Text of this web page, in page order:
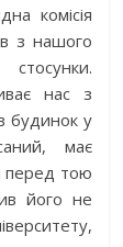
комісія
з нашого
нас з
будинок у
має
перед тою
його не